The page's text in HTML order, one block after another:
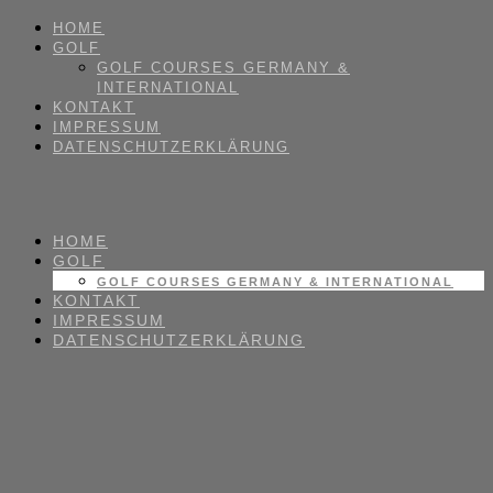
HOME
GOLF
GOLF COURSES GERMANY &
INTERNATIONAL
KONTAKT
IMPRESSUM
DATENSCHUTZERKLÄRUNG
HOME
GOLF
GOLF COURSES GERMANY & INTERNATIONAL
KONTAKT
IMPRESSUM
DATENSCHUTZERKLÄRUNG